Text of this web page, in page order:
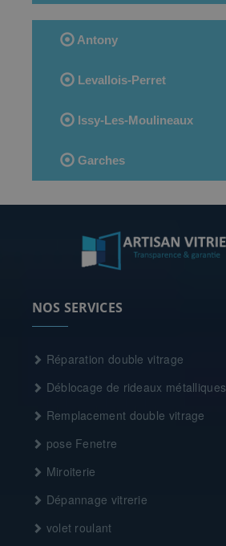
Antony
Levallois-Perret
Issy-Les-Moulineaux
Garches
NOS SERVICES
Réparation double vitrage
Déblocage de rideaux métalliques
Remplacement double vitrage
pose Fenetre
Miroiterie
Dépannage vitrerie
volet roulant